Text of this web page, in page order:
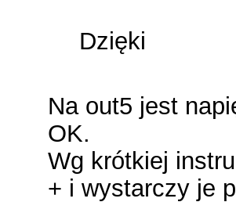
Dzięki
Na out5 jest
OK.
Wg krótkiej
+ i wystarczy je